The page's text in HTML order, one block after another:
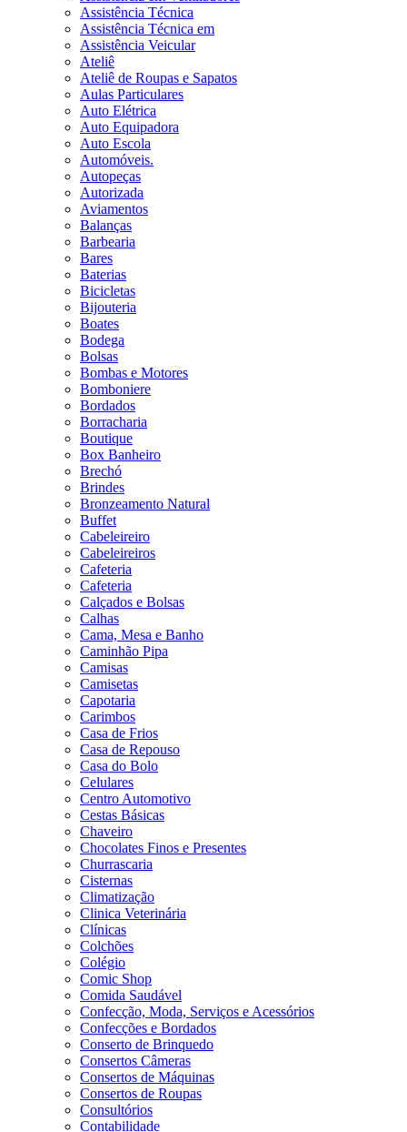
Assistência Técnica
Assistência Técnica em
Assistência Veicular
Ateliê
Ateliê de Roupas e Sapatos
Aulas Particulares
Auto Elétrica
Auto Equipadora
Auto Escola
Automóveis.
Autopeças
Autorizada
Aviamentos
Balanças
Barbearia
Bares
Baterias
Bicicletas
Bijouteria
Boates
Bodega
Bolsas
Bombas e Motores
Bomboniere
Bordados
Borracharia
Boutique
Box Banheiro
Brechó
Brindes
Bronzeamento Natural
Buffet
Cabeleireiro
Cabeleireiros
Cafeteria
Cafeteria
Calçados e Bolsas
Calhas
Cama, Mesa e Banho
Caminhão Pipa
Camisas
Camisetas
Capotaria
Carimbos
Casa de Frios
Casa de Repouso
Casa do Bolo
Celulares
Centro Automotivo
Cestas Básicas
Chaveiro
Chocolates Finos e Presentes
Churrascaria
Cisternas
Climatização
Clinica Veterinária
Clínicas
Colchões
Colégio
Comic Shop
Comida Saudável
Confecção, Moda, Serviços e Acessórios
Confecções e Bordados
Conserto de Brinquedo
Consertos Câmeras
Consertos de Máquinas
Consertos de Roupas
Consultórios
Contabilidade